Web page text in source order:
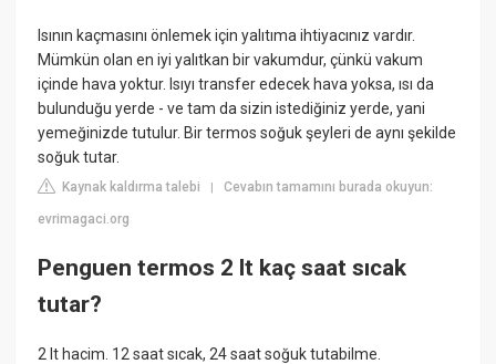
Isının kaçmasını önlemek için yalıtıma ihtiyacınız vardır.
Mümkün olan en iyi yalıtkan bir vakumdur, çünkü vakum
içinde hava yoktur. Isıyı transfer edecek hava yoksa, ısı da
bulunduğu yerde - ve tam da sizin istediğiniz yerde, yani
yemeğinizde tutulur. Bir termos soğuk şeyleri de aynı şekilde
soğuk tutar.
Kaynak kaldırma talebi |Cevabın tamamını burada okuyun:
evrimagaci.org
Penguen termos 2 lt kaç saat sıcak
tutar?
2 lt hacim. 12 saat sıcak, 24 saat soğuk tutabilme.